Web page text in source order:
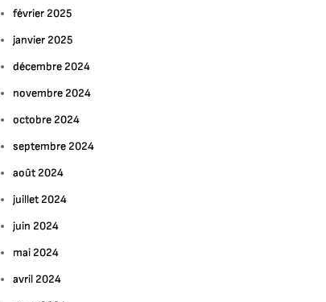
février 2025
janvier 2025
décembre 2024
novembre 2024
octobre 2024
septembre 2024
août 2024
juillet 2024
juin 2024
mai 2024
avril 2024